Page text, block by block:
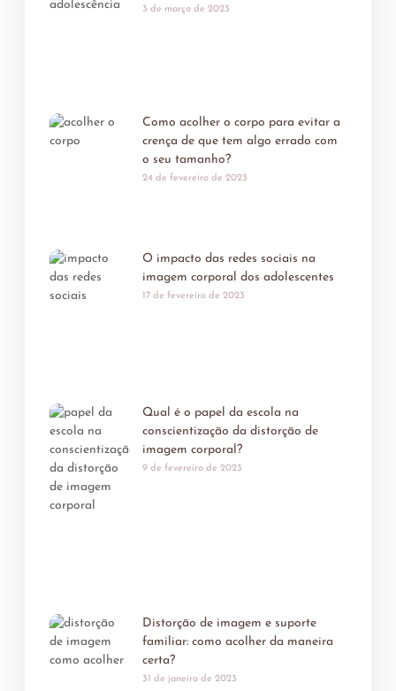
3 de março de 2023
Como acolher o corpo para evitar a
crença de que tem algo errado com
o seu tamanho?
24 de fevereiro de 2023
O impacto das redes sociais na
imagem corporal dos adolescentes
17 de fevereiro de 2023
Qual é o papel da escola na
conscientização da distorção de
imagem corporal?
9 de fevereiro de 2023
Distorção de imagem e suporte
familiar: como acolher da maneira
certa?
31 de janeiro de 2023